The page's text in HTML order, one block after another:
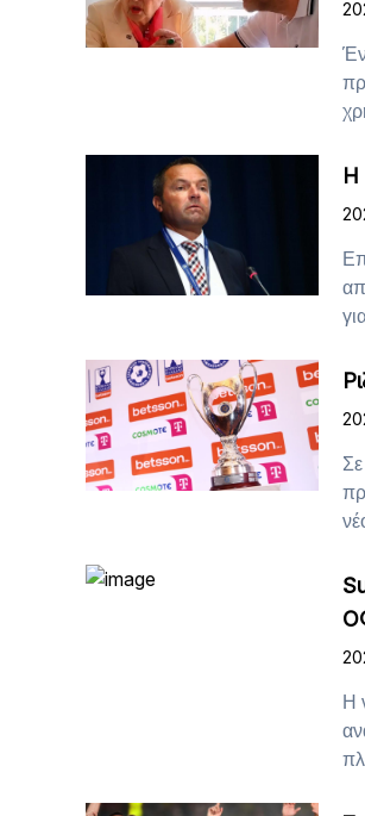
Η
Η